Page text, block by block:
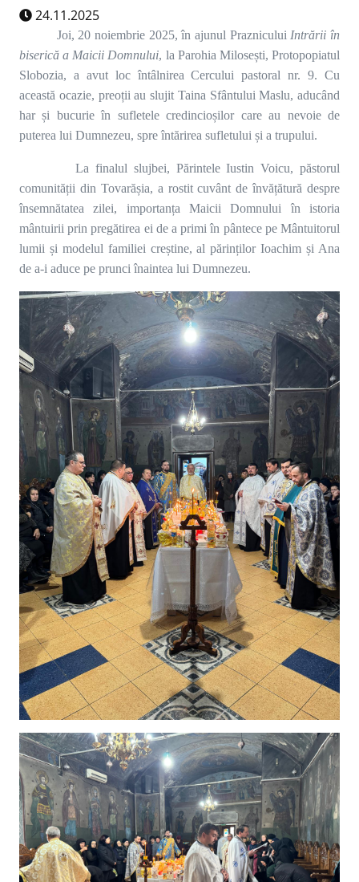
24.11.2025
Joi, 20 noiembrie 2025, în ajunul Praznicului Intrării în
biserică a Maicii Domnului, la Parohia Milosești, Protopopiatul
Slobozia, a avut loc întâlnirea Cercului pastoral nr. 9. Cu
această ocazie, preoții au slujit Taina Sfântului Maslu, aducând
har și bucurie în sufletele credincioșilor care au nevoie de
puterea lui Dumnezeu, spre întărirea sufletului și a trupului.
La finalul slujbei, Părintele Iustin Voicu, păstorul
comunității din Tovarășia, a rostit cuvânt de învățătură despre
însemnătatea zilei, importanța Maicii Domnului în istoria
mântuirii prin pregătirea ei de a primi în pântece pe Mântuitorul
lumii și modelul familiei creștine, al părinților Ioachim și Ana
de a-i aduce pe prunci înaintea lui Dumnezeu.